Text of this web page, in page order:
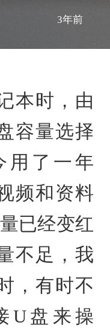
3年前
本时，由
容量选择
用了一年
频和资料
已经变红
不足，我
，有时不
U盘来操